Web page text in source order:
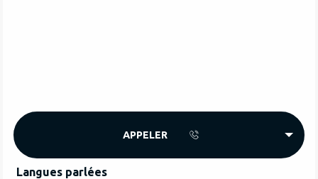
APPELER
Langues parlées
Langues parlées